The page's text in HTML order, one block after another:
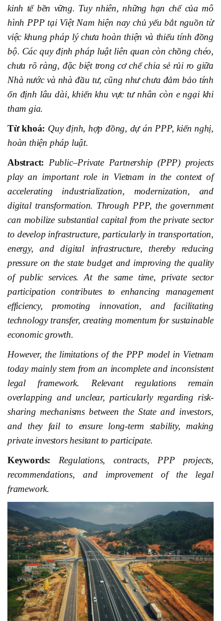
kinh tế bền vững. Tuy nhiên, những hạn chế của mô
hình PPP tại Việt Nam hiện nay chủ yếu bắt nguồn từ
việc khung pháp lý chưa hoàn thiện và thiếu tính đồng
bộ. Các quy định pháp luật liên quan còn chồng chéo,
chưa rõ ràng, đặc biệt trong cơ chế chia sẻ rủi ro giữa
Nhà nước và nhà đầu tư, cũng như chưa đảm bảo tính
ổn định lâu dài, khiến khu vực tư nhân còn e ngại khi
tham gia.
Từ khoá: Quy định, hợp đồng, dự án PPP, kiến nghị,
hoàn thiện pháp luật.
Abstract: Public–Private Partnership (PPP) projects
play an important role in Vietnam in the context of
accelerating industrialization, modernization, and
digital transformation. Through PPP, the government
can mobilize substantial capital from the private sector
to develop infrastructure, particularly in transportation,
energy, and digital infrastructure, thereby reducing
pressure on the state budget and improving the quality
of public services. At the same time, private sector
participation contributes to enhancing management
efficiency, promoting innovation, and facilitating
technology transfer, creating momentum for sustainable
economic growth.
However, the limitations of the PPP model in Vietnam
today mainly stem from an incomplete and inconsistent
legal framework. Relevant regulations remain
overlapping and unclear, particularly regarding risk-
sharing mechanisms between the State and investors,
and they fail to ensure long-term stability, making
private investors hesitant to participate.
Keywords: Regulations, contracts, PPP projects,
recommendations, and improvement of the legal
framework.